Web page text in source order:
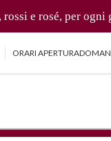
per ogni gusto e
ORARI APERTURA